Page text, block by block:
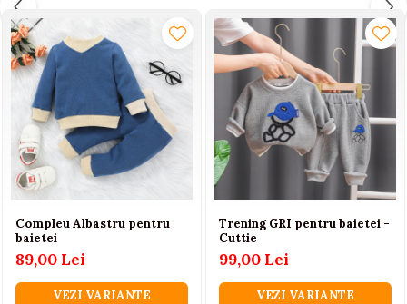
Compleu Albastru pentru
baietei
89,00 Lei
VEZI VARIANTE
Trening GRI pentru baietei -
Cuttie
99,00 Lei
VEZI VARIANTE